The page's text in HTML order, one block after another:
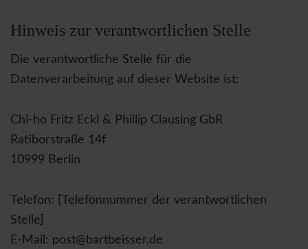
Hinweis zur verantwortlichen Stelle
Die verantwortliche Stelle für die
Datenverarbeitung auf dieser Website ist:
Chi-ho Fritz Eckl & Phillip Clausing GbR
Ratiborstraße 14f
10999 Berlin
Telefon: [Telefonnummer der verantwortlichen
Stelle]
E-Mail: post@bartbeisser.de